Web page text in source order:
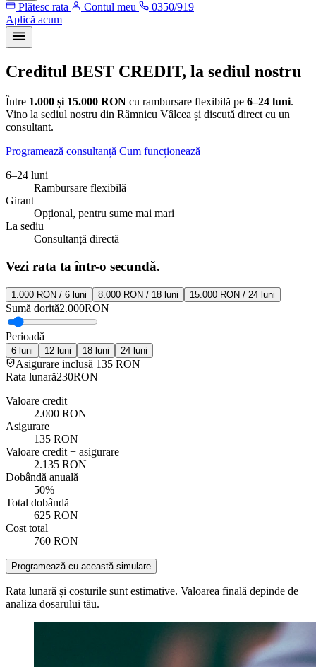
Plătesc rata Contul meu
0350/919
Aplică acum
Creditul BEST CREDIT, la sediul nostru
Între 1.000 și 15.000 RON cu rambursare flexibilă pe 6–24 luni.
Vino la sediul nostru din Râmnicu Vâlcea și discută direct cu un
consultant.
Programează consultanță Cum funcționează
6–24 luni
Rambursare flexibilă
Girant
Opțional, pentru sume mai mari
La sediu
Consultanță directă
Vezi rata ta într-o secundă.
1.000 RON / 6 luni 8.000 RON / 18 luni 15.000 RON / 24 luni
Sumă dorită2.000RON
Perioadă
6 luni 12 luni 18 luni 24 luni
Asigurare inclusă 135 RON
Rata lunară230RON
Valoare credit
2.000 RON
Asigurare
135 RON
Valoare credit + asigurare
2.135 RON
Dobândă anuală
50%
Total dobândă
625 RON
Cost total
760 RON
Programează cu această simulare
Rata lunară și costurile sunt estimative. Valoarea finală depinde de
analiza dosarului tău.